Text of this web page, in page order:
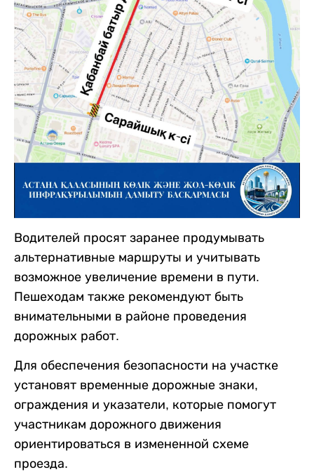
Водителей просят заранее продумывать
альтернативные маршруты и учитывать
возможное увеличение времени в пути.
Пешеходам также рекомендуют быть
внимательными в районе проведения
дорожных работ.
Для обеспечения безопасности на участке
установят временные дорожные знаки,
ограждения и указатели, которые помогут
участникам дорожного движения
ориентироваться в измененной схеме
проезда.